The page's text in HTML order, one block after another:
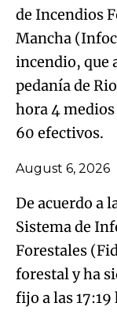
de Incendios
Mancha
incendio, que
pedanía de
hora 4
60 efectivos.
August 6, 2026
De acuerdo a
Sistema de
Forestales
forestal y ha
fijo a las 17:19